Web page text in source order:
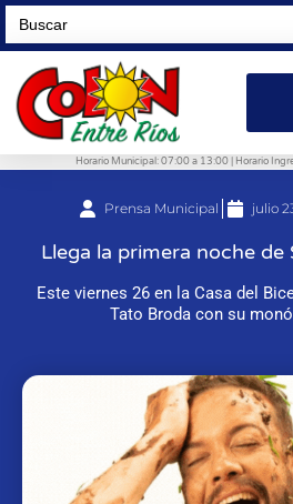
Search
for:
Horario Municipal: 07:00 a 13:00 | Horario
Prensa Municipal julio
Llega la primera noche de
Este viernes 26 en la Casa del
Tato Broda con su